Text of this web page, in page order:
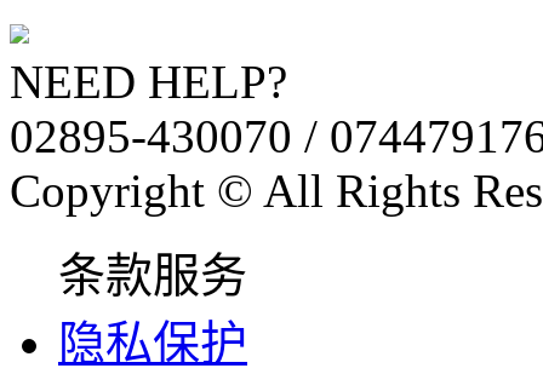
NEED HELP?
02895-430070 /
Copyright © All Rights
条款服务
隐私保护